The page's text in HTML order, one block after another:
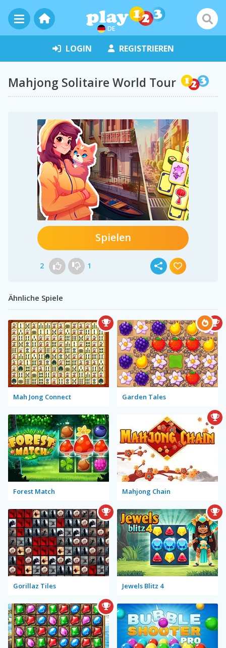
DE
LOGIN REGISTRIEREN
Mahjong Solitaire World Tour
Spielen
2 1
Ähnliche Spiele
Mah Jong Connect Garden Tales
Forest Match Mahjong Chain
Gorillaz Tiles Jewels Blitz 4